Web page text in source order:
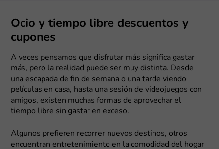
Ocio y tiempo libre descuentos y
cupones
A veces pensamos que disfrutar más significa gastar
más, pero la realidad puede ser muy distinta. Desde
una escapada de fin de semana o una tarde viendo
películas en casa, hasta una sesión de videojuegos con
amigos, existen muchas formas de aprovechar el
tiempo libre sin gastar en exceso.
Algunos prefieren recorrer nuevos destinos, otros
encuentran entretenimiento en la comodidad del hogar